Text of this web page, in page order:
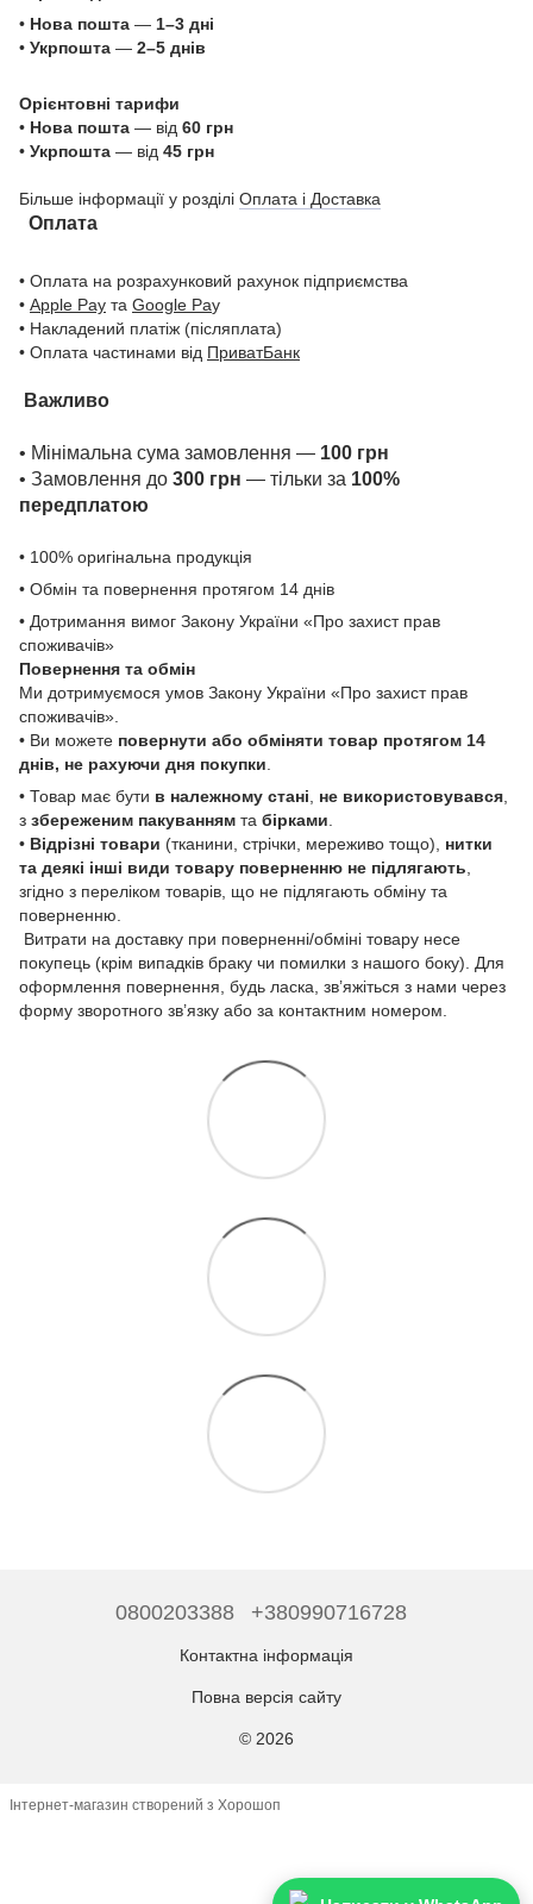
• Нова пошта — 1–3 дні
• Укрпошта — 2–5 днів
Орієнтовні тарифи
• Нова пошта — від 60 грн
• Укрпошта — від 45 грн
Більше інформації у розділі Оплата і Доставка
Оплата
• Оплата на розрахунковий рахунок підприємства
• Apple Pay та Google Pay
• Накладений платіж (післяплата)
• Оплата частинами від ПриватБанк
Важливо
• Мінімальна сума замовлення — 100 грн
• Замовлення до 300 грн — тільки за 100%
передплатою
• 100% оригінальна продукція
• Обмін та повернення протягом 14 днів
• Дотримання вимог Закону України «Про захист прав
споживачів»
Повернення та обмін
Ми дотримуємося умов Закону України «Про захист прав
споживачів».
• Ви можете повернути або обміняти товар протягом 14
днів, не рахуючи дня покупки
• Товар має бути в належному стані не використовувався
з збереженим пакуванням та бірками
• Відрізні товари (тканини, стрічки, мереживо тощо), нитки
та деякі інші види товару поверненню не підлягають
згідно з переліком товарів, що не підлягають обміну та
поверненню.
Витрати на доставку при поверненні/обміні товару несе
покупець (крім випадків браку чи помилки з нашого боку). Для
оформлення повернення, будь ласка, зв’яжіться з нами через
форму зворотного зв’язку або за контактним номером.
0800203388 +380990716728
Контактна інформація
Повна версія сайту
© 2026
Інтернет-магазин створений з Хорошоп